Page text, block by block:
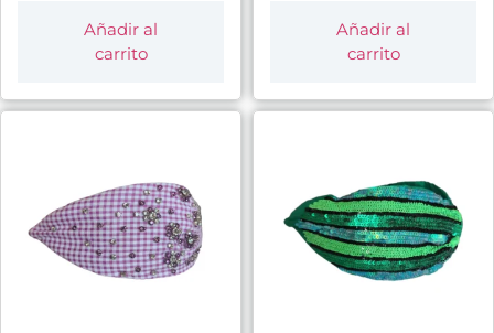
Añadir al
carrito
Añadir al
carrito